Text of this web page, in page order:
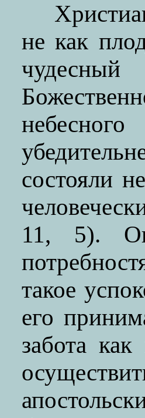
не как
состояли
11, 5).
такое
его
забота